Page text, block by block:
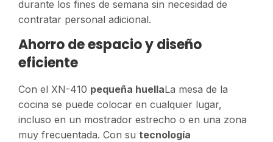
durante los fines de semana sin necesidad de
contratar personal adicional.
Ahorro de espacio y diseño
eficiente
Con el XN-410 pequeña huellaLa mesa de la
cocina se puede colocar en cualquier lugar,
incluso en un mostrador estrecho o en una zona
muy frecuentada. Con su tecnología